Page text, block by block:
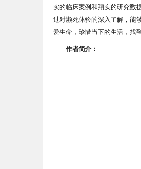
实的临床案例和翔实的研究数
过对濒死体验的深入了解，能
爱生命，珍惜当下的生活，找
作者简介：